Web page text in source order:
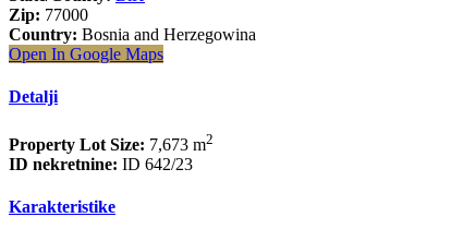
Zip: 77000
Country: Bosnia and Herzegowina
Open In Google Maps
Detalji
Property Lot Size: 7,673 m2
ID nekretnine: ID 642/23
Karakteristike